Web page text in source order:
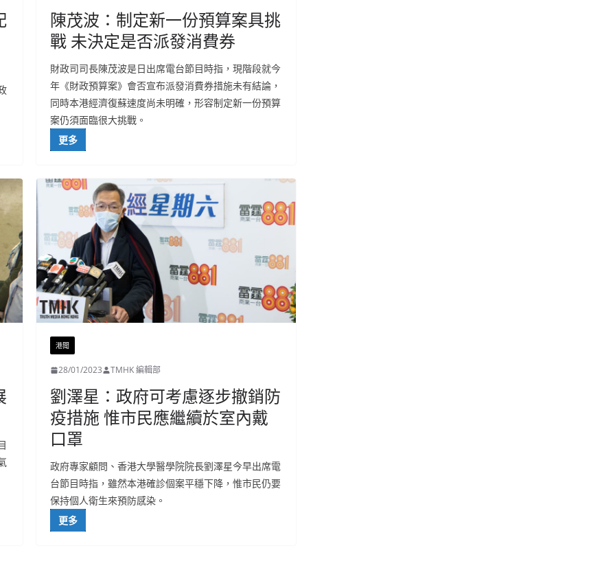
陳茂波：制定新一份預算案具挑
戰 未決定是否派發消費券
財政司司長陳茂波是日出席電台節目時指，現階段就今
年《財政預算案》會否宣布派發消費券措施未有結論，
同時本港經濟復蘇速度尚未明確，形容制定新一份預算
案仍須面臨很大挑戰。
更多
港聞
28/01/2023 TMHK 編輯部
劉澤星：政府可考慮逐步撤銷防
疫措施 惟市民應繼續於室內戴
口罩
政府專家顧問、香港大學醫學院院長劉澤星今早出席電
台節目時指，雖然本港確診個案平穩下降，惟市民仍要
保持個人衛生來預防感染。
更多